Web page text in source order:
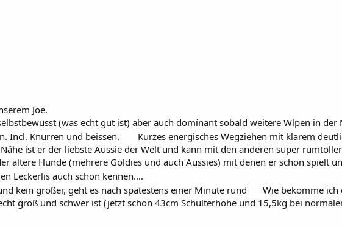
Joe.
(was echt gut ist) aber auch domínant sobald weitere Wlpen in
Incl. Knurren und beissen.
Kurzes energisches Wegziehen mit klarem
ist er der liebste Aussie der Welt und kann mit den anderen super
ältere Hunde (mehrere Goldies und auch Aussies) mit denen er schön spielt
Leckerlis auch schon kennen....
kein großer, geht es nach spätestens einer Minute rund
Wie bekomme ich
groß und schwer ist (jetzt schon 43cm Schulterhöhe und 15,5kg bei